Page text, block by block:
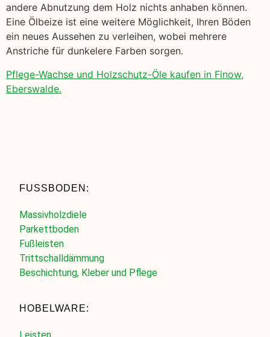
andere Abnutzung dem Holz nichts anhaben können.
Eine Ölbeize ist eine weitere Möglichkeit, Ihren Böden
ein neues Aussehen zu verleihen, wobei mehrere
Anstriche für dunkelere Farben sorgen.
Pflege-Wachse und Holzschutz-Öle kaufen in Finow,
Eberswalde.
FUSSBODEN:
Massivholzdiele
Parkettboden
Fußleisten
Trittschalldämmung
Beschichtung, Kleber und Pflege
HOBELWARE: